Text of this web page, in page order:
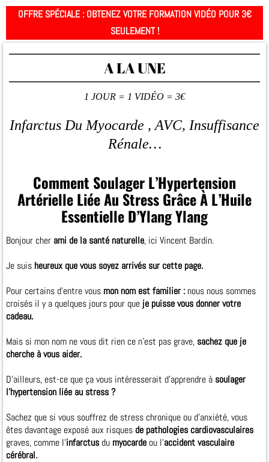
OFFRE SPÉCIALE : OBTENEZ VOTRE FORMATION VIDÉO POUR 3€
SEULEMENT !
A LA UNE
1 JOUR = 1 VIDÉO = 3€
Infarctus Du Myocarde , AVC, Insuffisance
Rénale…
Comment Soulager L’Hypertension
Artérielle Liée Au Stress Grâce À L’Huile
Essentielle D’Ylang Ylang
Bonjour cher ami de la santé naturelle, ici Vincent Bardin.
Je suis heureux que vous soyez arrivés sur cette page.
Pour certains d'entre vous mon nom est familier : nous nous sommes
croisés il y a quelques jours pour que je puisse vous donner votre
cadeau.
Mais si mon nom ne vous dit rien ce n'est pas grave, sachez que je
cherche à vous aider.
D’ailleurs, est-ce que ça vous intéresserait d’apprendre à soulager
l’hypertension liée au stress ?
Sachez que si vous souffrez de stress chronique ou d’anxiété, vous
êtes davantage exposé aux risques de pathologies cardiovasculaires
graves, comme l’infarctus du myocarde ou l’accident vasculaire
cérébral.